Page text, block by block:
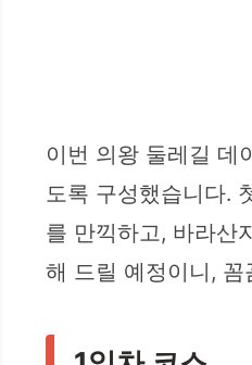
이번 의왕 둘레길 데
도록 구성했습니다.
를 만끽하고, 바라산
해 드릴 예정이니,